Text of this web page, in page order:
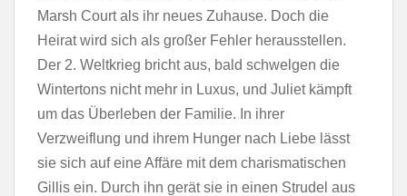
Marsh Court als ihr neues Zuhause. Doch die
Heirat wird sich als großer Fehler herausstellen.
Der 2. Weltkrieg bricht aus, bald schwelgen die
Wintertons nicht mehr in Luxus, und Juliet kämpft
um das Überleben der Familie. In ihrer
Verzweiflung und ihrem Hunger nach Liebe lässt
sie sich auf eine Affäre mit dem charismatischen
Gillis ein. Durch ihn gerät sie in einen Strudel aus